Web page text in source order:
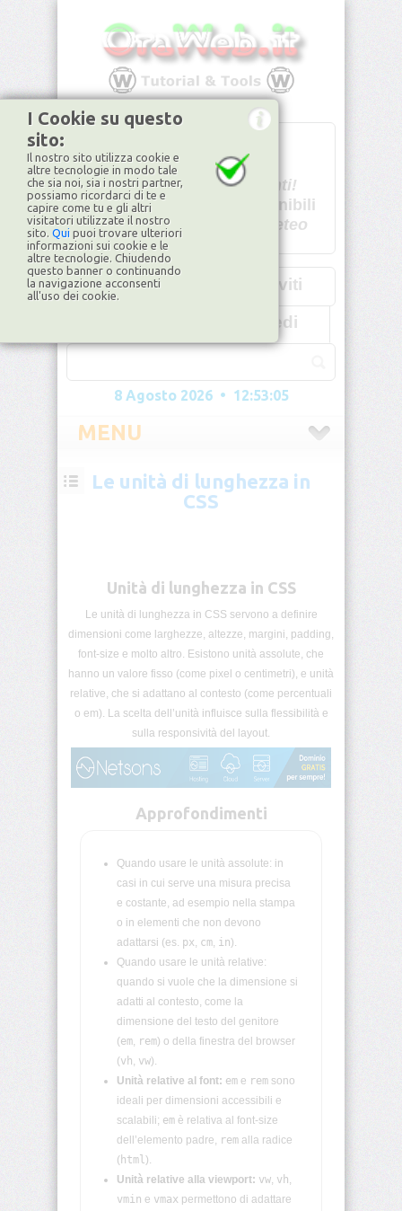
U - -
Spiacenti!
non disponibili
Dati meteo
©2026ilMeteo.it
Iscriviti
Accedi
8 Agosto 2026 • 12:53:08
MENU
CSS
Pseudo-
classi
elementi
Unità
Le unità di lunghezza in
CSS
Unità di lunghezza in CSS
Le unità di lunghezza in CSS servono a definire
dimensioni come larghezze, altezze, margini, padding,
font-size e molto altro. Esistono unità assolute, che
hanno un valore fisso (come pixel o centimetri), e unità
relative, che si adattano al contesto (come percentuali
o em). La scelta dell’unità influisce sulla flessibilità e
sulla responsività del layout.
Approfondimenti
Quando usare le unità assolute: in
casi in cui serve una misura precisa
e costante, ad esempio nella stampa
o in elementi che non devono
adattarsi (es. px, cm, in).
Quando usare le unità relative:
quando si vuole che la dimensione si
adatti al contesto, come la
dimensione del testo del genitore
(em, rem) o della finestra del browser
(vh, vw).
Unità relative al font: em e rem sono
ideali per dimensioni accessibili e
scalabili; em è relativa al font-size
dell’elemento padre, rem alla radice
(html).
Unità relative alla viewport: vw, vh,
vmin e vmax permettono di adattare
I Cookie su questo
sito:
Il nostro sito utilizza cookie e
altre tecnologie in modo tale
che sia noi, sia i nostri partner,
possiamo ricordarci di te e
capire come tu e gli altri
visitatori utilizzate il nostro
sito. Qui puoi trovare ulteriori
informazioni sui cookie e le
altre tecnologie. Chiudendo
questo banner o continuando
la navigazione acconsenti
all'uso dei cookie.